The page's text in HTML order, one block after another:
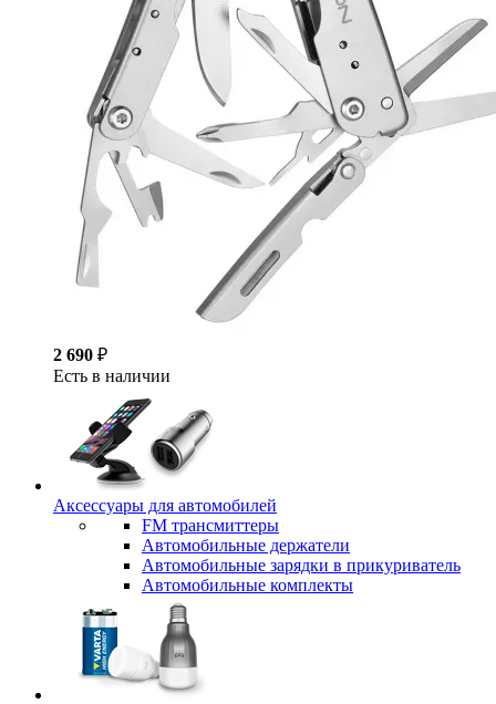
2 690 ₽
Есть в наличии
Аксессуары для автомобилей
FM трансмиттеры
Автомобильные держатели
Автомобильные зарядки в прикуриватель
Автомобильные комплекты